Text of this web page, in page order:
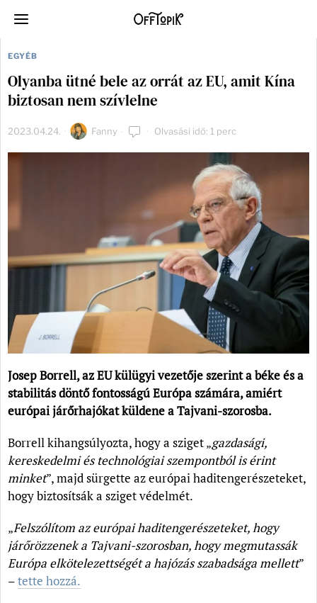
EGYÉB
Olyanba ütné bele az orrát az EU, amit Kína
biztosan nem szívlelne
2023.04.24. Fanny Olvasási idő: 1 perc
Josep Borrell, az EU külügyi vezetője szerint a béke és a
stabilitás döntő fontosságú Európa számára, amiért
európai járőrhajókat küldene a Tajvani-szorosba.
Borrell kihangsúlyozta, hogy a sziget „gazdasági,
kereskedelmi és technológiai szempontból is érint
minket”, majd sürgette az európai haditengerészeteket,
hogy biztosítsák a sziget védelmét.
„Felszólítom az európai haditengerészeteket, hogy
járőrözzenek a Tajvani-szorosban, hogy megmutassák
Európa elkötelezettségét a hajózás szabadsága mellett”
–tette hozzá.